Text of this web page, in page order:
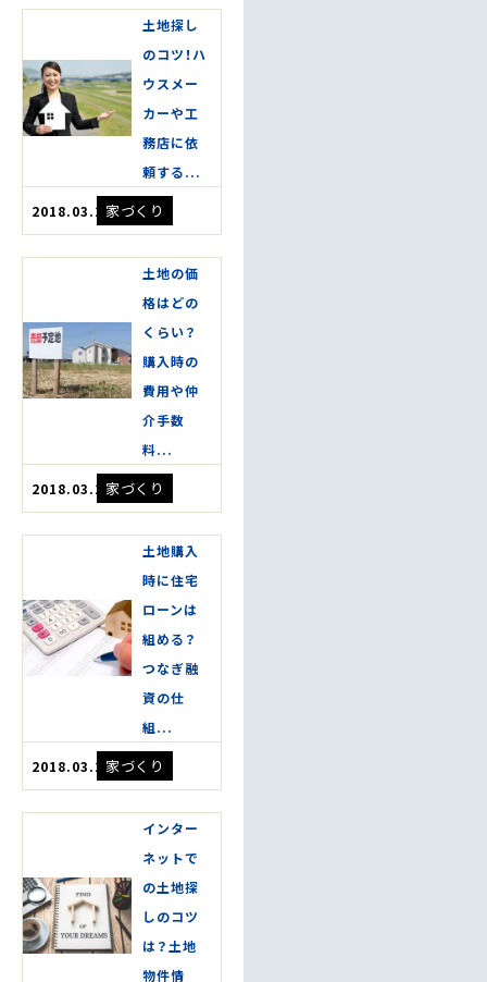
2018.03.20家づくり
土地探し
のコツ！ハ
ウスメー
カーや工
務店に依
頼する...
2018.03.20家づくり
土地の価
格はどの
くらい？
購入時の
費用や仲
介手数
料...
2018.03.20家づくり
土地購入
時に住宅
ローンは
組める？
つなぎ融
資の仕
組...
インター
ネットで
の土地探
しのコツ
は？土地
物件情